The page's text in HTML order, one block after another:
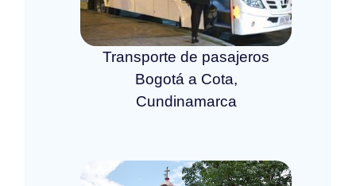
Transporte de pasajeros
Bogotá a Cota,
Cundinamarca